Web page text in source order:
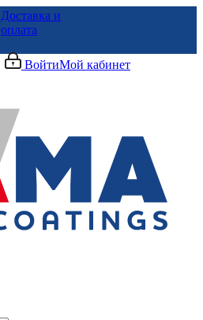
Доставка и
оплата
ВойтиМой кабинет